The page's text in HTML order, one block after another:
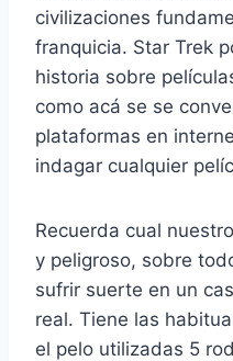
civilizaciones
franquicia. Star Trek
historia sobre
como acá se se
plataformas en
indagar cualquier
Recuerda cual
y peligroso, sobre
sufrir suerte en un
real. Tiene las
el pelo utilizadas 5